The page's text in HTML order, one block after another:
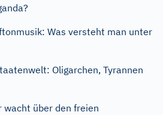
Was versteht man unter
Oligarchen, Tyrannen
wacht über den freien